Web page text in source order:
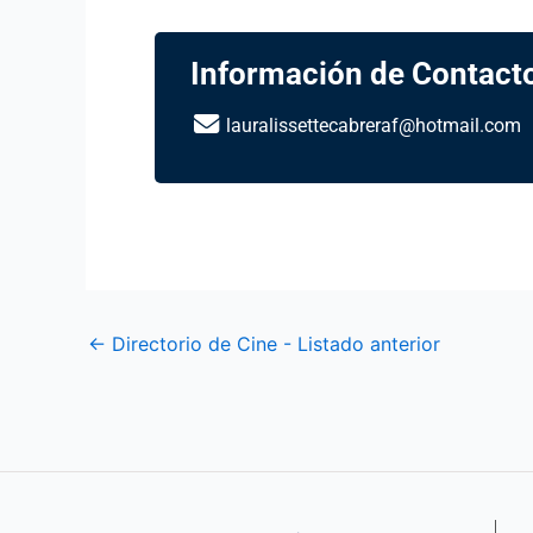
Información de
lauralissettecabreraf@hotmail.com
← Directorio de Cine - Listado anterior